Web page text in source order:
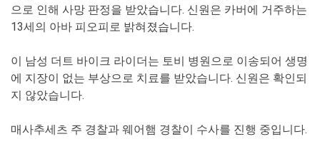
으로 인해 사망 판정을 받았습니다. 신원은 카버에 거주하는
13세의 아바 피오피로 밝혀졌습니다.
이 남성 더트 바이크 라이더는 토비 병원으로 이송되어 생명
에 지장이 없는 부상으로 치료를 받았습니다. 신원은 확인되
지 않았습니다.
매사추세츠 주 경찰과 웨어햄 경찰이 수사를 진행 중입니다.